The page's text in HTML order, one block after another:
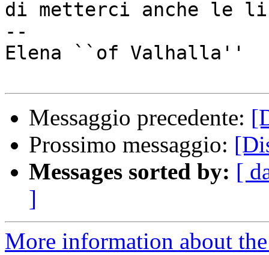
di metterci anche le
--
Elena ``of Valhalla''
Messaggio precedente:
Prossimo messaggio:
Messages sorted by: [
]
More information about